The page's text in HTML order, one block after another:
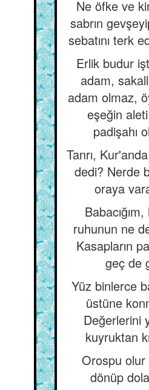
Ne öfke ve
sabrın
sebatını terk
Erlik budur
adam,
adam olmaz,
eşeğin
padişahı
Tanrı,
dedi? Nerde
oraya
ruhunun ne
Kasapların
geç de
Yüz binlerce
üstüne
Değerlerini
kuyruktan
Orospu olur
dönüp